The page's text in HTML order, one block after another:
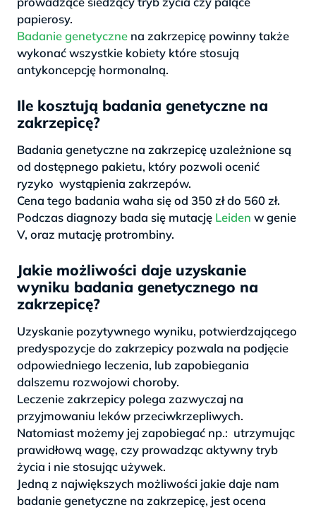
papierosy.
Badanie genetyczne na zakrzepicę powinny także
wykonać wszystkie kobiety które stosują
antykoncepcję hormonalną.
Ile kosztują badania genetyczne na
zakrzepicę?
Badania genetyczne na zakrzepicę uzależnione są
od dostępnego pakietu, który pozwoli ocenić
ryzyko wystąpienia zakrzepów.
Cena tego badania waha się od 350 zł do 560 zł.
Podczas diagnozy bada się mutację Leiden w genie
V, oraz mutację protrombiny.
Jakie możliwości daje uzyskanie
wyniku badania genetycznego na
zakrzepicę?
Uzyskanie pozytywnego wyniku, potwierdzającego
predyspozycje do zakrzepicy pozwala na podjęcie
odpowiedniego leczenia, lub zapobiegania
dalszemu rozwojowi choroby.
Leczenie zakrzepicy polega zazwyczaj na
przyjmowaniu leków przeciwkrzepliwych.
Natomiast możemy jej zapobiegać np.: utrzymując
prawidłową wagę, czy prowadząc aktywny tryb
życia i nie stosując używek.
Jedną z największych możliwości jakie daje nam
badanie genetyczne na zakrzepicę, jest ocena